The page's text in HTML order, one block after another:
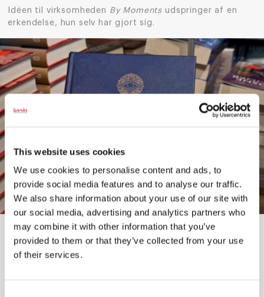
This website uses cookies
We use cookies to personalise content and ads, to
provide social media features and to analyse our traffic.
We also share information about your use of our site with
our social media, advertising and analytics partners who
may combine it with other information that you’ve
provided to them or that they’ve collected from your use
of their services.
Idéen til virksomheden By Moments udspringer af en
erkendelse, hun selv har gjort sig.
"Before I fall asleep" er en blanding af dagbog og journal, som
kan købes i Silkeborg boghandel og online i juli i en begrænset
periode. Privatfoto